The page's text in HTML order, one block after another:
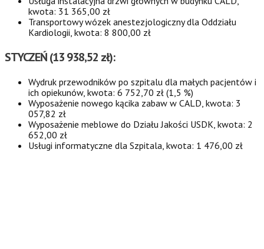
kwota: 31 365,00 zł
Transportowy wózek anestezjologiczny dla Oddziału
Kardiologii, kwota: 8 800,00 zł
STYCZEŃ (13 938,52 zł):
Wydruk przewodników po szpitalu dla małych pacjentów i
ich opiekunów, kwota: 6 752,70 zł (1,5 %)
Wyposażenie nowego kącika zabaw w CALD, kwota: 3
057,82 zł
Wyposażenie meblowe do Działu Jakości USDK, kwota: 2
652,00 zł
Usługi informatyczne dla Szpitala, kwota: 1 476,00 zł